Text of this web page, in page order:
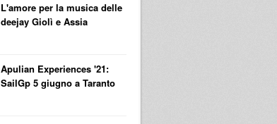
L'amore per la musica delle
deejay Giolì e Assia
Apulian Experiences '21:
SailGp 5 giugno a Taranto